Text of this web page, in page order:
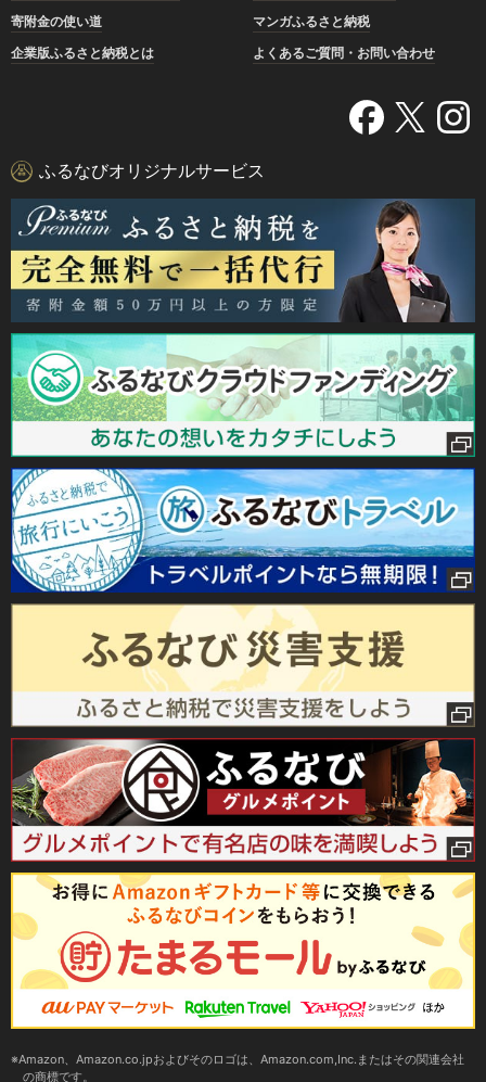
寄附金の使い道
マンガふるさと納税
企業版ふるさと納税とは
よくあるご質問・お問い合わせ
ふるなびオリジナルサービス
Amazon、Amazon.co.jpおよびそのロゴは、Amazon.com,Inc.またはその関連会社
の商標です。